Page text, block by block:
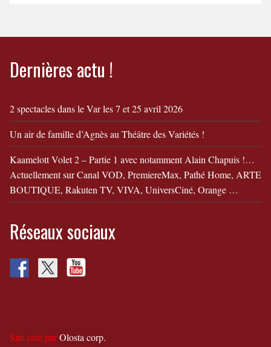
Dernières actu !
2 spectacles dans le Var les 7 et 25 avril 2026
Un air de famille d’Agnès au Théâtre des Variétés !
Kaamelott Volet 2 – Partie 1 avec notamment Alain Chapuis !…
Actuellement sur Canal VOD, PremiereMax, Pathé Home, ARTE
BOUTIQUE, Rakuten TV, VIVA, UniversCiné, Orange …
Réseaux sociaux
Site créé parOlosta corp.